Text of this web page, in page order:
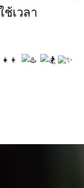
ช้เวลา